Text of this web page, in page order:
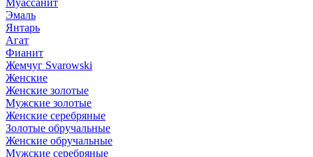
Муассанит
Эмаль
Янтарь
Агат
Фианит
Жемчуг Svarowski
Женские
Женские золотые
Мужские золотые
Женские серебряные
Золотые обручальные
Женские обручальные
Мужские серебряные